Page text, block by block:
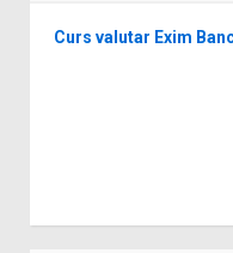
Curs valutar Exim